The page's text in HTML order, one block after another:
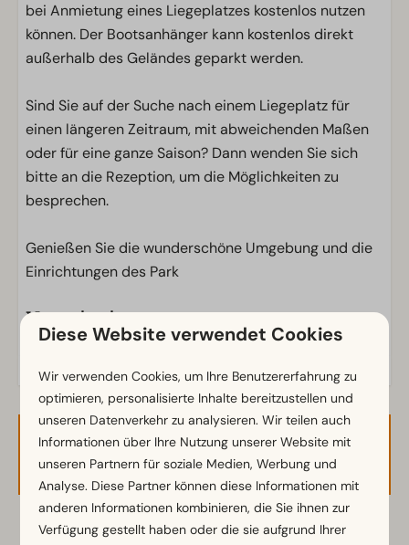
bei Anmietung eines Liegeplatzes kostenlos nutzen
können. Der Bootsanhänger kann kostenlos direkt
außerhalb des Geländes geparkt werden.
Sind Sie auf der Suche nach einem Liegeplatz für
einen längeren Zeitraum, mit abweichenden Maßen
oder für eine ganze Saison? Dann wenden Sie sich
bitte an die Rezeption, um die Möglichkeiten zu
besprechen.
Genießen Sie die wunderschöne Umgebung und die
Einrichtungen des Park
Voorzieningen
Verfügbarkeit und Preis
2 Gäste
Diese Website verwendet Cookies
Wir verwenden Cookies, um Ihre Benutzererfahrung zu
optimieren, personalisierte Inhalte bereitzustellen und
unseren Datenverkehr zu analysieren. Wir teilen auch
Informationen über Ihre Nutzung unserer Website mit
unseren Partnern für soziale Medien, Werbung und
Analyse. Diese Partner können diese Informationen mit
anderen Informationen kombinieren, die Sie ihnen zur
Verfügung gestellt haben oder die sie aufgrund Ihrer